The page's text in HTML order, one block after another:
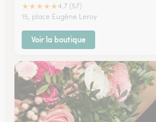
★★★★★4.7 (57)
15, place Eugène Leroy
Voir la boutique